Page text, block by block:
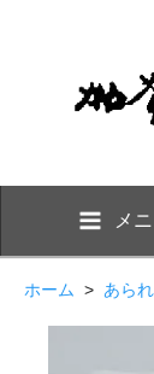
メ
ホーム > あら